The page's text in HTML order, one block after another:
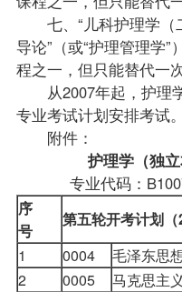
七、“儿科护理学（
导论”（或“护理管理学”
程之一，但只能替代一次
从2007年起，护理
专业考试计划安排考试。
附件：
护理学（独
专业代码：
序
号
第五轮开考计划
1
0004
毛泽东思
2
0005
马克思主